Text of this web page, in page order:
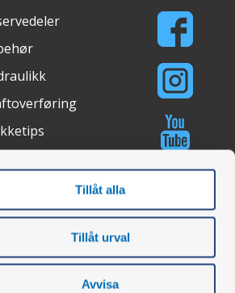
Tillåt alla
Tillåt urval
Avvisa